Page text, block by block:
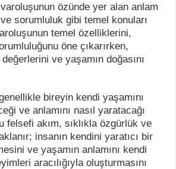
varoluşunun özünde yer alan anlam
sorumluluk gibi temel konuları
temel özelliklerini,
öne çıkarırken,
değerlerini ve yaşamın doğasını
bireyin kendi yaşamını
ve anlamını nasıl yaratacağı
felsefi akım, sıklıkla özgürlük ve
insanın kendini yaratıcı bir
ve yaşamın anlamını kendi
aracılığıyla oluşturmasını